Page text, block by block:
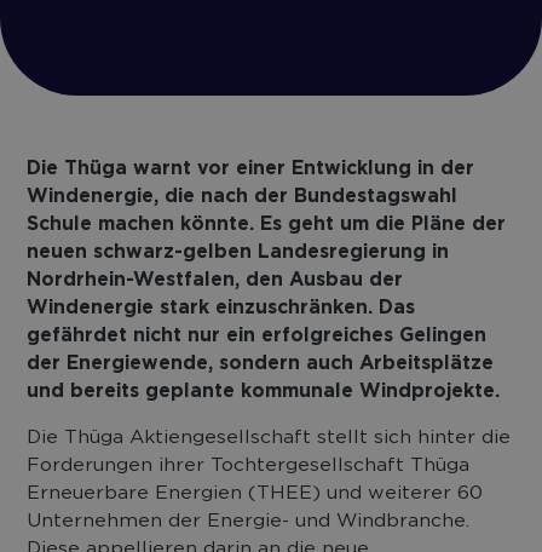
Die Thüga warnt vor einer Entwicklung in der
Windenergie, die nach der Bundestagswahl
Schule machen könnte. Es geht um die Pläne der
neuen schwarz-gelben Landesregierung in
Nordrhein-Westfalen, den Ausbau der
Windenergie stark einzuschränken. Das
gefährdet nicht nur ein erfolgreiches Gelingen
der Energiewende, sondern auch Arbeitsplätze
und bereits geplante kommunale Windprojekte.
Die Thüga Aktiengesellschaft stellt sich hinter die
Forderungen ihrer Tochtergesellschaft Thüga
Erneuerbare Energien (THEE) und weiterer 60
Unternehmen der Energie- und Windbranche.